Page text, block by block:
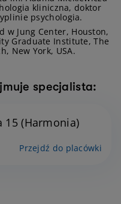
kliniczna, doktor
psychologia.
w Jung Center, Houston,
Graduate Institute, The
New York, USA.
specjalista:
15 (Harmonia)
Przejdź do placówki